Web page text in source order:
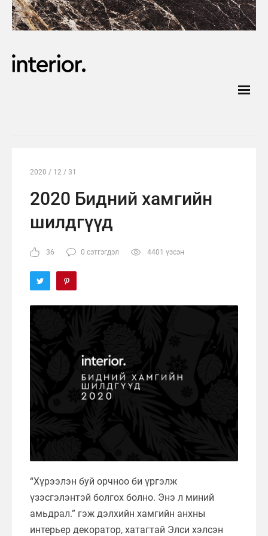
2020 / 12 / 31
2020 Бидний хамгийн
шилдгүүд
36 0 сэтгэгдэл 4401 үзсэн
“Хүрээлэн буй орчноо би үргэлж
үзэсгэлэнтэй болгох болно. Энэ л миний
амьдрал.” гэж дэлхийн хамгийн анхны
интерьер декоратор, хатагтай Элси хэлсэн